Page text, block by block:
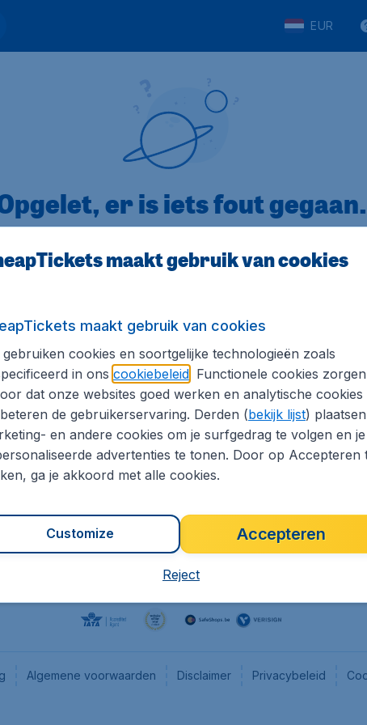
EUR
er is iets fout gegaan.
informatie
Internationale sites
Flugladen.de
CheapTickets.ch
CheapTickets.nl
CheapTickets.sg
Algemene voorwaarden Disclaimer Privacybeleid
maakt gebruik van cookies
maakt gebruik van cookies
gebruiken cookies en soortgelijke technologieën zoals
in ons cookiebeleid. Functionele cookies zorgen
dat onze websites goed werken en analytische cookies
de gebruikerservaring. Derden (bekijk lijst) plaatsen
en andere cookies om je surfgedrag te volgen en je
advertenties te tonen. Door op Accepteren
ga je akkoord met alle cookies.
Accepteren
Customize
Reject